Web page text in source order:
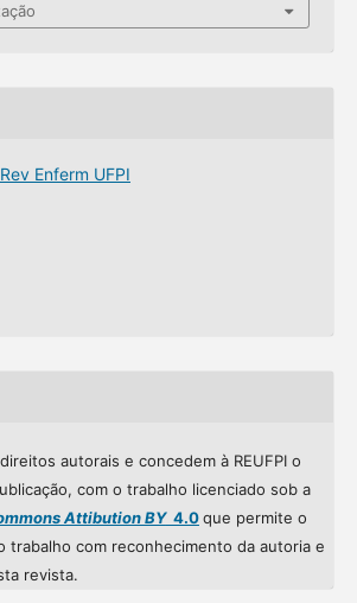
Enferm UFPI
autorais e concedem à REUFPI o
com o trabalho licenciado sob a
Attibution BY4.0que permite o
trabalho com reconhecimento da autoria e
revista.